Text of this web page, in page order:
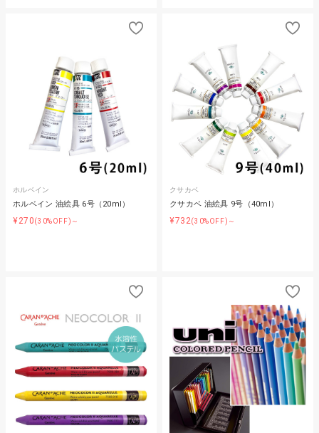
ホルベイン
ホルベイン 油絵具 6号（20ml）
¥270(30%OFF)～
クサカベ
クサカベ 油絵具 9号（40ml）
¥732(30%OFF)～